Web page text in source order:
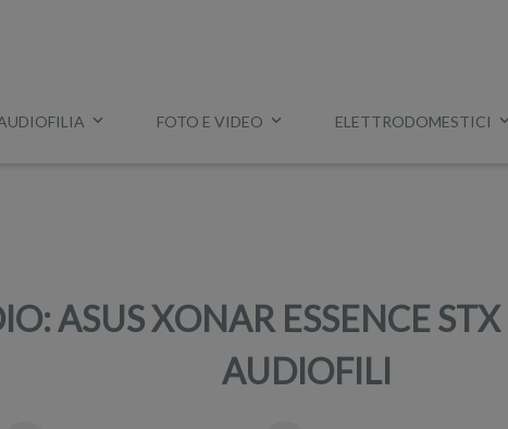
FOTO E VIDEO ELETTRODOMESTICI
ASUS XONAR ESSENCE
AUDIOFILI